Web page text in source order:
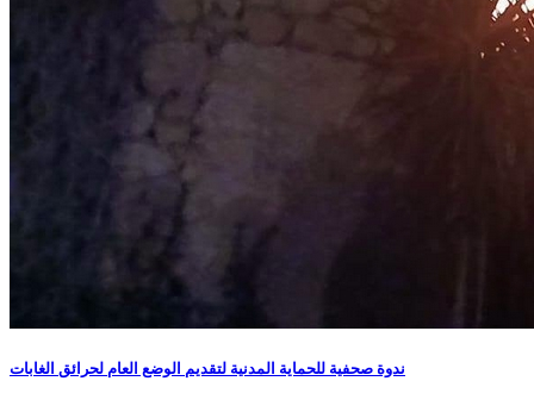
ندوة صحفية للحماية المدنية لتقديم الوضع العام لحرائق الغابات